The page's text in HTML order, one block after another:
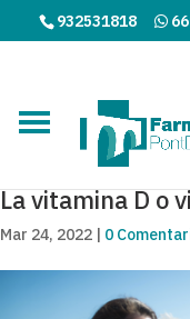
932531818
La vitamina D o
Mar 24, 2022 | 0